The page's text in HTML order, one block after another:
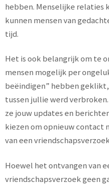
hebben. Menselijke relaties
kunnen mensen van
tijd.
Het is ook belangrijk om te
mensen mogelijk per
beëindigen” hebben
tussen jullie werd
ze jouw updates en
kiezen om opnieuw contact
van een
Hoewel het ontvangen van
vriendschapsverzoek geen